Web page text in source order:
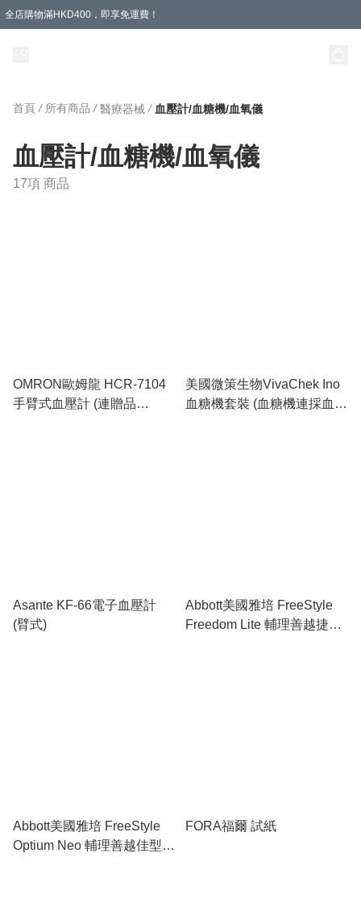
全店購物滿HKD400，即享免運費！
首頁 / 所有商品 / 醫療器械 / 血壓計/血糖機/血氧儀
血壓計/血糖機/血氧儀
17項 商品
OMRON歐姆龍 HCR-7104
手臂式血壓計 (連贈品
美國微策生物VivaChek Ino
血糖機套裝 (血糖機連採血筆
Asante KF-66電子血壓計
(臂式)
Abbott美國雅培 FreeStyle
Freedom Lite 輔理善越捷型
Abbott美國雅培 FreeStyle
Optium Neo 輔理善越佳型至
FORA福爾 試紙